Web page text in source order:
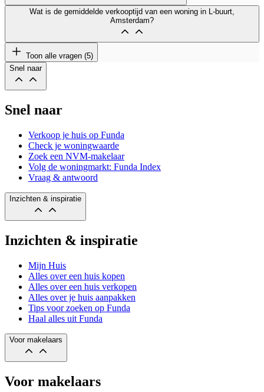
Wat is de gemiddelde verkooptijd van een woning in L-buurt,
Amsterdam?
Toon alle vragen (5)
Snel naar
Snel naar
Verkoop je huis op Funda
Check je woningwaarde
Zoek een NVM-makelaar
Volg de woningmarkt: Funda Index
Vraag & antwoord
Inzichten & inspiratie
Inzichten & inspiratie
Mijn Huis
Alles over een huis kopen
Alles over een huis verkopen
Alles over je huis aanpakken
Tips voor zoeken op Funda
Haal alles uit Funda
Voor makelaars
Voor makelaars